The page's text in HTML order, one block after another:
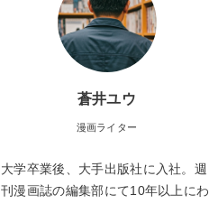
蒼井ユウ
漫画ライター
大学卒業後、大手出版社に入社。週
刊漫画誌の編集部にて10年以上にわ